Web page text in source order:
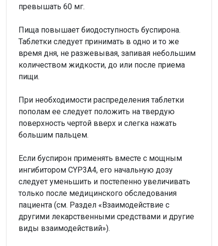
превышать 60 мг.
Пища повышает биодоступность буспирона.
Таблетки следует принимать в одно и то же
время дня, не разжевывая, запивая небольшим
количеством жидкости, до или после приема
пищи.
При необходимости распределения таблетки
пополам ее следует положить на твердую
поверхность чертой вверх и слегка нажать
большим пальцем.
Если буспирон применять вместе с мощным
ингибитором CYР3A4, его начальную дозу
следует уменьшить и постепенно увеличивать
только после медицинского обследования
пациента (см. Раздел «Взаимодействие с
другими лекарственными средствами и другие
виды взаимодействий»).